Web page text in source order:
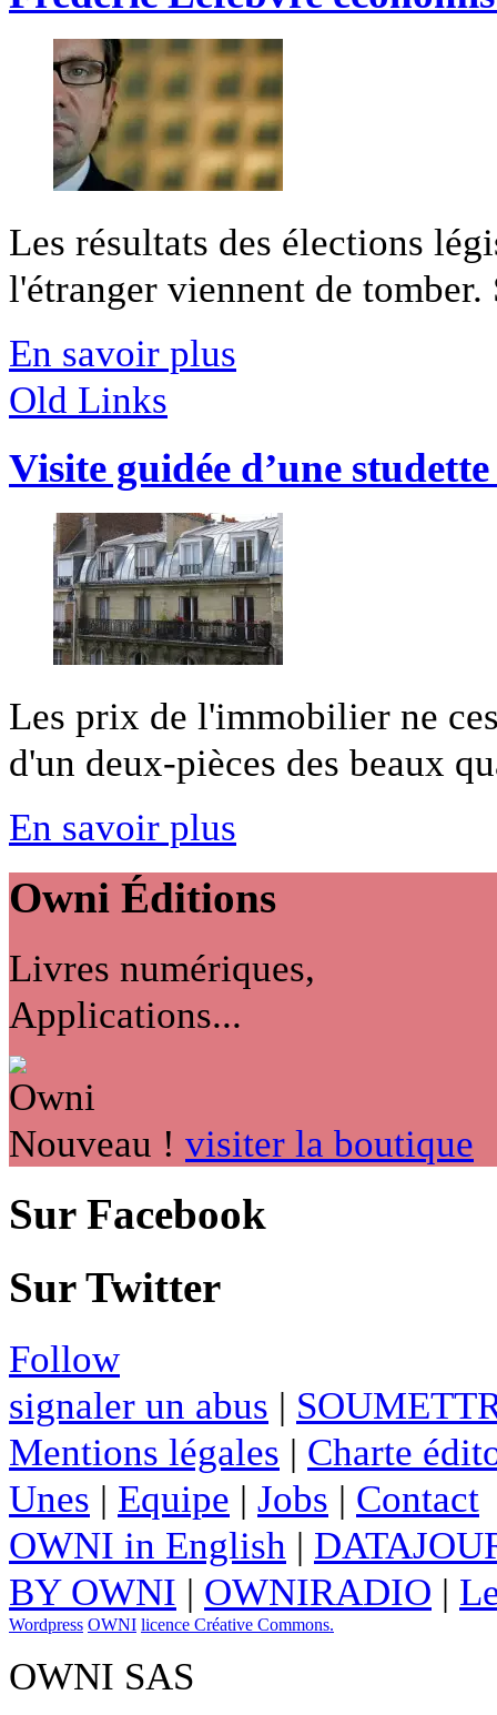
Les résultats des élections
l'étranger viennent de tomber.
En savoir plus
Old Links
Visite guidée d’une
Les prix de l'immobilier ne
d'un deux-pièces des beaux
En savoir plus
Owni Éditions
Livres numériques,
Applications...
Nouveau ! visiter la boutique
Sur Facebook
Sur Twitter
Follow
signaler un abus |
Mentions légales | Charte
Unes | Equipe | Jobs | Contact
OWNI in English |
BY OWNI | OWNIRADIO |
Wordpress OWNI licence Créative Commons.
OWNI SAS